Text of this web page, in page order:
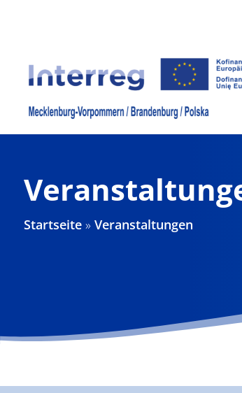
Startseite »Veranstaltungen